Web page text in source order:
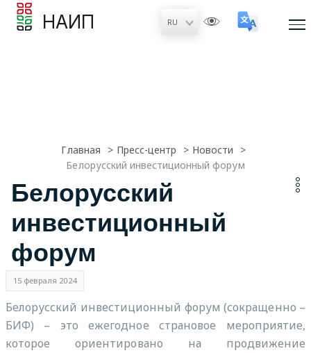
НАИП
Главная Пресс-центр
Новости
Белорусский инвестиционный форум
Белорусский
инвестиционный
форум
15 февраля 2024
Белорусский инвестиционный форум (сокращенно –
БИФ) – это ежегодное страновое мероприятие,
которое ориентировано на продвижение